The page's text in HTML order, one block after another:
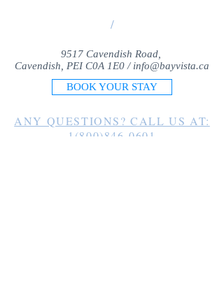
/
9517 Cavendish Road,
Cavendish, PEI C0A 1E0 / info@bayvista.ca
BOOK YOUR STAY
ANY QUESTIONS? CALL US AT:
1(800)846-0601